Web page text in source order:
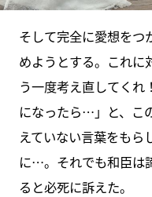
そして完全に愛想をつ
めようとする。これに
う一度考え直してくれ
になったら…」と、こ
えていない言葉をも
に…。それでも和臣は
ると必死に訴えた。